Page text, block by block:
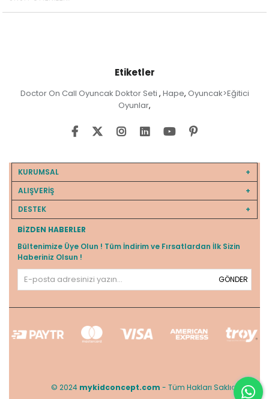
Etiketler
Doctor On Call Oyuncak Doktor Seti , Hape, Oyuncak>Eğitici
Oyunlar,
KURUMSAL
ALIŞVERİŞ
DESTEK
BIZDEN HABERLER
Bültenimize Üye Olun ! Tüm İndirim ve Fırsatlardan İlk Sizin
Haberiniz Olsun !
GÖNDER
© 2024 mykidconcept.com - Tüm Hakları Saklıdır.